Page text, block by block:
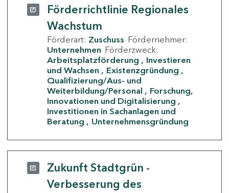
Förderrichtlinie Regionales
Wachstum
Förderart: Zuschuss Fördernehmer:
Unternehmen Förderzweck:
Arbeitsplatzförderung
Investieren
und Wachsen
Existenzgründung
Qualifizierung/Aus- und
Weiterbildung/Personal
Forschung,
Innovationen und Digitalisierung
Investitionen in Sachanlagen und
Beratung
Unternehmensgründung
Zukunft Stadtgrün -
Verbesserung des